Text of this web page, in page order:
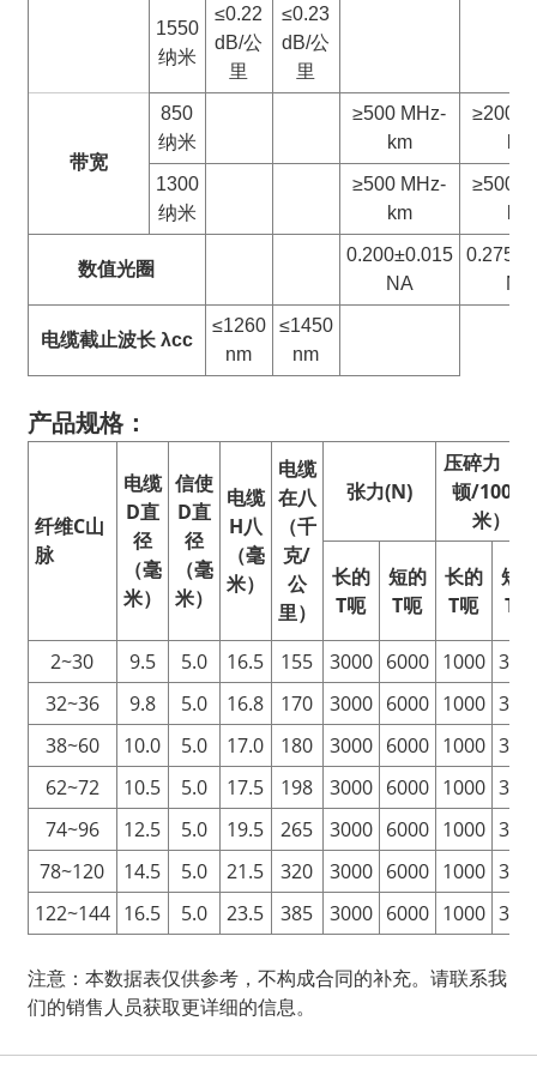
1550
纳米
≤0.22
dB/公
里
≤0.23
dB/公
里
带宽
850
纳米
≥500 MHz-
km
≥200
1300
纳米
≥500 MHz-
km
≥500
数值光圈
0.200±0.015
NA
NA
电缆截止波长 λcc
≤1260
nm
≤1450
nm
产品规格：
纤维C山
脉
电缆
D直
径
（毫
米）
信使
D直
径
（毫
米）
电缆
H八
（毫
米）
电缆
在八
（千
克/
公
里）
张力(N)
压碎力（
顿/100毫
米）
长的
T呃
短的
T呃
长的
T呃
短
T
2~30 9.5 5.0 16.5 155 3000 6000 1000
32~36
9.8 5.0 16.8 170 3000 6000 1000
38~60
10.0 5.0 17.0 180 3000 6000 1000
62~72
10.5 5.0 17.5 198 3000 6000 1000
74~96
12.5 5.0 19.5 265 3000 6000 1000
78~120
14.5 5.0 21.5 320 3000 6000 1000
122~144 16.5 5.0 23.5 385 3000 6000 1000
注意：本数据表仅供参考，不构成合同的补充。请联系我
们的销售人员获取更详细的信息。